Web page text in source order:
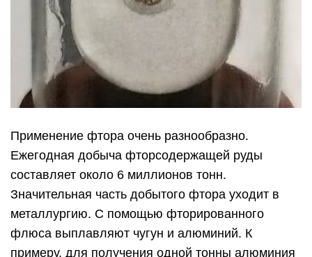
флюса выплавляют чугун и алюминий. К
примеру, для получения одной тонны алюминия
необходимо около 23 килограммов фтора. Так же
фтор используется в ядерной промышленности
для обогащения урана с помощью ядерной
диффузии. Еще одним местом применения
является энергетическая промышленность.
Около 6 тысяч тонн фтора ежегодно
используется в качестве диэлектрика в
высоковольтных трансформаторах. Так же фтор
очень широко распространен в медицине. Около
20% всех медицинских препаратов содержат
этот химический элемент. Еще одним очень